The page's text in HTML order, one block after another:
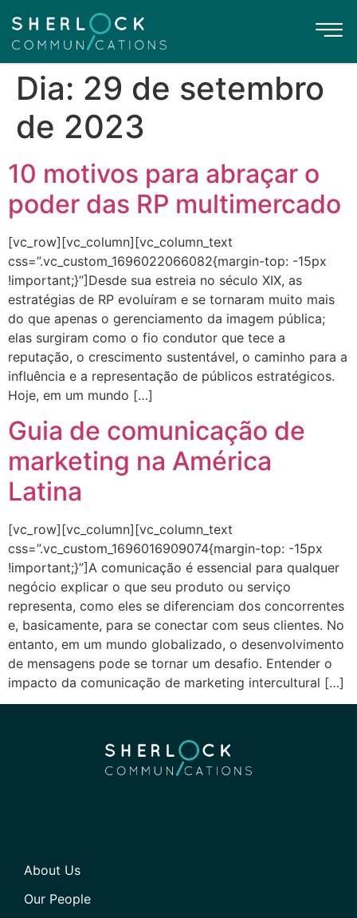
Dia: 29 de setembro
de 2023
10 motivos para abraçar o
poder das RP multimercado
[vc_row][vc_column][vc_column_text
css=”.vc_custom_1696022066082{margin-top: -15px
!important;}”]Desde sua estreia no século XIX, as
estratégias de RP evoluíram e se tornaram muito mais
do que apenas o gerenciamento da imagem pública;
elas surgiram como o fio condutor que tece a
reputação, o crescimento sustentável, o caminho para a
influência e a representação de públicos estratégicos.
Hoje, em um mundo […]
Guia de comunicação de
marketing na América
Latina
[vc_row][vc_column][vc_column_text
css=”.vc_custom_1696016909074{margin-top: -15px
!important;}”]A comunicação é essencial para qualquer
negócio explicar o que seu produto ou serviço
representa, como eles se diferenciam dos concorrentes
e, basicamente, para se conectar com seus clientes. No
entanto, em um mundo globalizado, o desenvolvimento
de mensagens pode se tornar um desafio. Entender o
impacto da comunicação de marketing intercultural […]
About Us
Our People